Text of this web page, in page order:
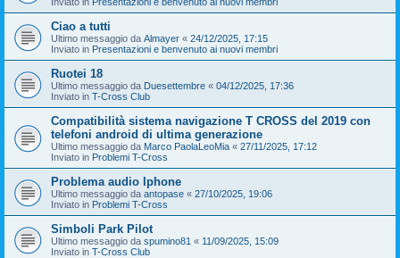
Ciao a tutti
Ultimo messaggio da Almayer « 24/12/2025, 17:15
Inviato in Presentazioni e benvenuto ai nuovi membri
Ruotei 18
Ultimo messaggio da Duesettembre « 04/12/2025, 17:36
Inviato in T-Cross Club
Compatibilità sistema navigazione T CROSS del 2019 con
telefoni android di ultima generazione
Ultimo messaggio da Marco PaolaLeoMia « 27/11/2025, 17:12
Inviato in Problemi T-Cross
Problema audio Iphone
Ultimo messaggio da antopase « 27/10/2025, 19:06
Inviato in Problemi T-Cross
Simboli Park Pilot
Ultimo messaggio da spumino81 « 11/09/2025, 15:09
Inviato in T-Cross Club